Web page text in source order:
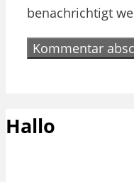
benachrichtigt
Hallo